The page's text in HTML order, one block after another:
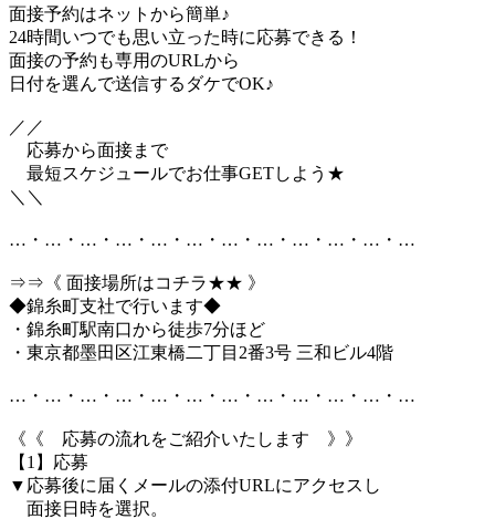
面接予約はネットから簡単♪
24時間いつでも思い立った時に応募できる！
面接の予約も専用のURLから
日付を選んで送信するダケでOK♪
／／
応募から面接まで
最短スケジュールでお仕事GETしよう★
＼＼
…・…・…・…・…・…・…・…・…・…・…・…
⇒⇒《 面接場所はコチラ★★ 》
◆錦糸町支社で行います◆
・錦糸町駅南口から徒歩7分ほど
・東京都墨田区江東橋二丁目2番3号 三和ビル4階
…・…・…・…・…・…・…・…・…・…・…・…
《《 応募の流れをご紹介いたします 》》
【1】応募
▼応募後に届くメールの添付URLにアクセスし
面接日時を選択。